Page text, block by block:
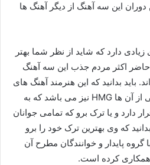
این سه آهنگ از دیگر آهنگ ها
زیادی دارد که شاید از نظر شما بهتر
حاضر اکثر مردم جذب این سه آهنگ
باید بدانید که این هنرمند آهنگ های
زیاد و زیبای زیادی دارد که یکی از آن ها HMG نیز می باشد که به
دارد و یا ترک برو که تمامی جوانان
که وی بهترین ترک خود را برو
پایدار و خوانندگان مطرح آن
همکاری کرده است.